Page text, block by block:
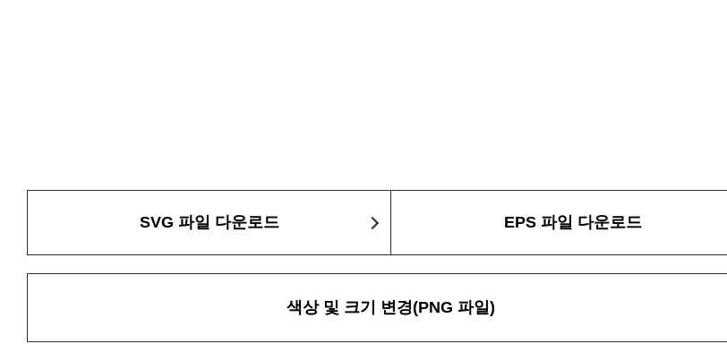
SVG 파일 다운로드 EPS 파일 다운로드
색상 및 크기 변경(PNG 파일)